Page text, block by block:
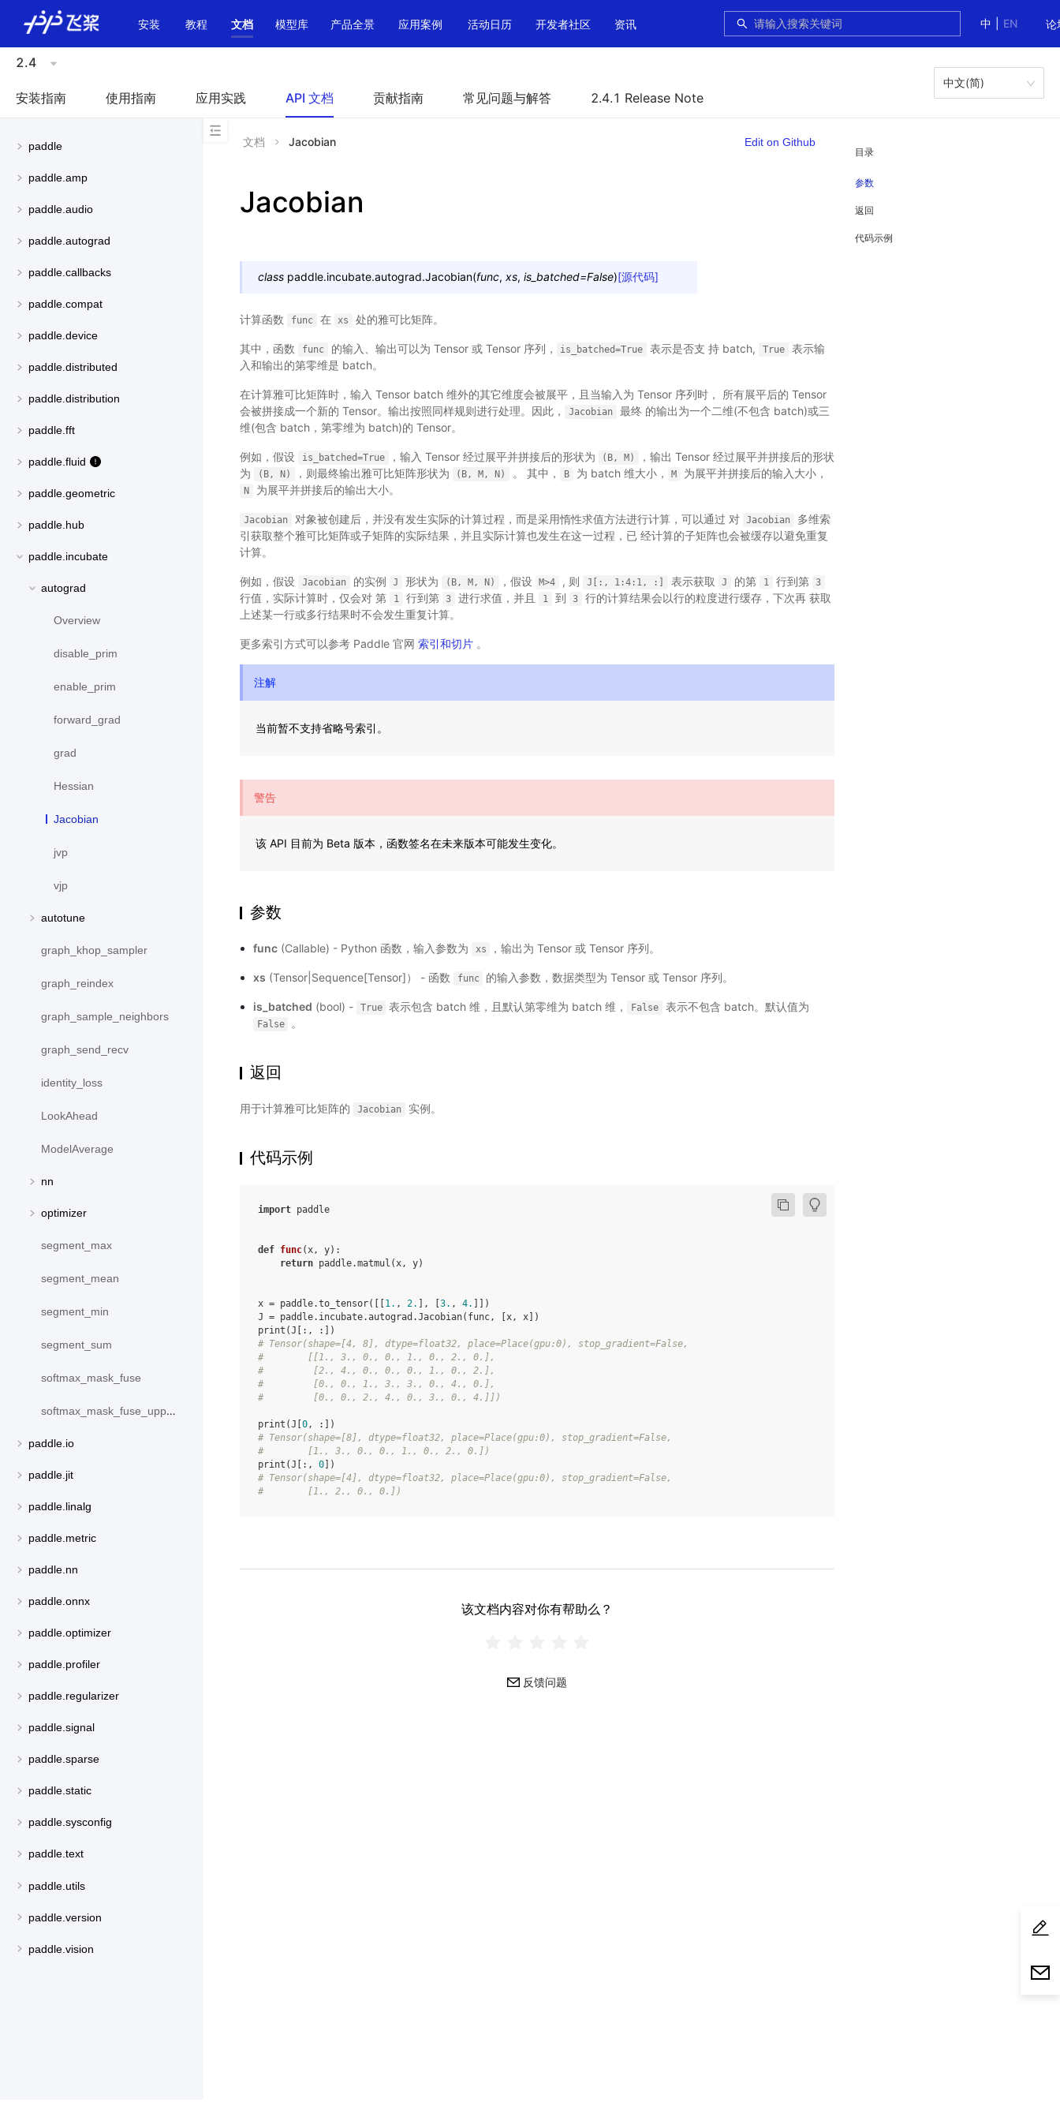
中
EN 论
安装 教程 文档 模型库 产品全景 应用案例 活动日历 开发者社区 资讯
2.4
安装指南 使用指南 应用实践 API 文档 贡献指南 常见问题与解答 2.4.1 Release Note
中文(简)
paddle
paddle.amp
paddle.audio
paddle.autograd
paddle.callbacks
paddle.compat
paddle.device
paddle.distributed
paddle.distribution
paddle.fft
paddle.fluid
paddle.geometric
paddle.hub
paddle.incubate
autograd
Overview
disable_prim
enable_prim
forward_grad
grad
Hessian
Jacobian
jvp
vjp
autotune
graph_khop_sampler
graph_reindex
graph_sample_neighbors
graph_send_recv
identity_loss
LookAhead
ModelAverage
nn
optimizer
segment_max
segment_mean
segment_min
segment_sum
softmax_mask_fuse
softmax_mask_fuse_upper_triangle
paddle.io
paddle.jit
paddle.linalg
paddle.metric
paddle.nn
paddle.onnx
paddle.optimizer
paddle.profiler
paddle.regularizer
paddle.signal
paddle.sparse
paddle.static
paddle.sysconfig
paddle.text
paddle.utils
paddle.version
paddle.vision
目录
参数
返回
代码示例
文档 Jacobian Edit on Github
Jacobian
class paddle.incubate.autograd.Jacobian(func, xs, is_batched=False)[源代码]
计算函数 func 在 xs 处的雅可比矩阵。
其中，函数 func 的输入、输出可以为 Tensor 或 Tensor 序列， is_batched=True 表示是否支 持 batch, True
表示输
入和输出的第零维是 batch。
在计算雅可比矩阵时，输入 Tensor batch 维外的其它维度会被展平，且当输入为 Tensor 序列时， 所有展平后的 Tensor
会被拼接成一个新的 Tensor。输出按照同样规则进行处理。因此，
Jacobian
最终 的输出为一个二维(不包含 batch)或三
维(包含 batch，第零维为 batch)的 Tensor。
例如，假设 is_batched=True ，输入 Tensor 经过展平并拼接后的形状为 (B, M)
，输出 Tensor 经过展平并拼接后的形状
为
(B, N) ，则最终输出雅可比矩阵形状为 (B, M, N) 。 其中， B 为 batch 维大小， M 为展平并拼接后的输入大小，
N 为展平并拼接后的输出大小。
Jacobian 对象被创建后，并没有发生实际的计算过程，而是采用惰性求值方法进行计算，可以通过 对 Jacobian
多维索
引获取整个雅可比矩阵或子矩阵的实际结果，并且实际计算也发生在这一过程，已 经计算的子矩阵也会被缓存以避免重复
计算。
例如，假设 Jacobian 的实例 J 形状为 (B, M, N) ，假设 M>4 , 则 J[:, 1:4:1, :] 表示获取 J 的第 1 行到第 3
行值，实际计算时，仅会对 第 1 行到第 3 进行求值，并且 1 到 3
行的计算结果会以行的粒度进行缓存，下次再 获取
上述某一行或多行结果时不会发生重复计算。
更多索引方式可以参考 Paddle 官网 索引和切片 。
注解
当前暂不支持省略号索引。
警告
该 API 目前为 Beta 版本，函数签名在未来版本可能发生变化。
参数
func(Callable) - Python 函数，输入参数为 xs ，输出为 Tensor 或 Tensor 序列。
xs (Tensor|Sequence[Tensor]） - 函数 func 的输入参数，数据类型为 Tensor 或 Tensor 序列。
is_batched (bool) - True 表示包含 batch 维，且默认第零维为 batch 维， False 表示不包含 batch。默认值为
False 。
返回
用于计算雅可比矩阵的 Jacobian 实例。
代码示例
import paddle
def func(x, y):
return paddle.matmul (x, y)
x = paddle.to_tensor([[ 1. , 2. ], 3. , 4.
]])
J = paddle. incubate.autograd .Jacobian( func, x, x ])
print (J [:,
:])
# Tensor(shape=[4, 8], dtype=float32, place=Place(gpu:0), stop_gradient=False,
#        [[1., 3., 0., 0., 1., 0., 2., 0.],
#         [2., 4., 0., 0., 0., 1., 0., 2.],
#         [0., 0., 1., 3., 3., 0., 4., 0.],
#         [0., 0., 2., 4., 0., 3., 0., 4.]])
print (J 0,
:])
# Tensor(shape=[8], dtype=float32, place=Place(gpu:0), stop_gradient=False,
#        [1., 3., 0., 0., 1., 0., 2., 0.])
print (J [:, 0 ])
# Tensor(shape=[4], dtype=float32, place=Place(gpu:0), stop_gradient=False,
#        [1., 2., 0., 0.])
该文档内容对你有帮助么？
反馈问题